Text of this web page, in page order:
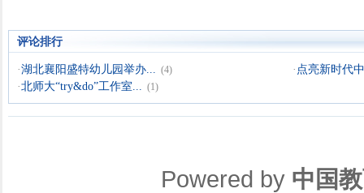
评论排行
·湖北襄阳盛特幼儿园举办... (4) · 点亮新时代
·北师大“try&do”工作室... (1)
Powered by 中国